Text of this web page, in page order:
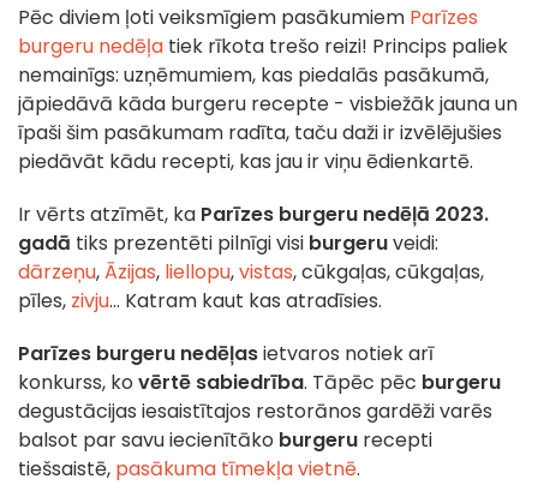
Pēc diviem ļoti veiksmīgiem pasākumiem Parīzes
burgeru nedēļa tiek rīkota trešo reizi! Princips paliek
nemainīgs: uzņēmumiem, kas piedalās pasākumā,
jāpiedāvā kāda burgeru recepte - visbiežāk jauna un
īpaši šim pasākumam radīta, taču daži ir izvēlējušies
piedāvāt kādu recepti, kas jau ir viņu ēdienkartē.
Ir vērts atzīmēt, ka Parīzes burgeru nedēļā 2023.
gadā tiks prezentēti pilnīgi visi burgeruveidi:
dārzeņu,Āzijas, liellopu,vistas, cūkgaļas, cūkgaļas,
pīles, zivju... Katram kaut kas atradīsies.
Parīzes burgeru nedēļasietvaros notiek arī
konkurss, ko vērtē sabiedrība. Tāpēc pēc burgeru
degustācijas iesaistītajos restorānos gardēži varēs
balsot par savu iecienītāko burgeru recepti
tiešsaistē, pasākuma tīmekļa vietnē.